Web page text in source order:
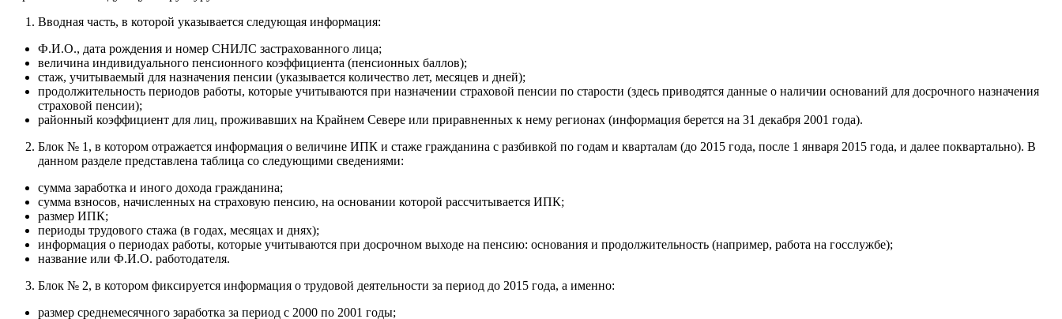
Вводная часть, в которой указывается следующая информация:
Ф.И.О., дата рождения и номер СНИЛС застрахованного лица;
величина индивидуального пенсионного коэффициента (пенсионных баллов);
стаж, учитываемый для назначения пенсии (указывается количество лет, месяцев и дней);
продолжительность периодов работы, которые учитываются при назначении страховой пенсии по старости (здесь приводятся данные о наличии оснований для досрочного назначения
страховой пенсии);
районный коэффициент для лиц, проживавших на Крайнем Севере или приравненных к нему регионах (информация берется на 31 декабря 2001 года).
Блок № 1, в котором отражается информация о величине ИПК и стаже гражданина с разбивкой по годам и кварталам (до 2015 года, после 1 января 2015 года, и далее поквартально). В
данном разделе представлена таблица со следующими сведениями:
сумма заработка и иного дохода гражданина;
сумма взносов, начисленных на страховую пенсию, на основании которой рассчитывается ИПК;
размер ИПК;
периоды трудового стажа (в годах, месяцах и днях);
информация о периодах работы, которые учитываются при досрочном выходе на пенсию: основания и продолжительность (например, работа на госслужбе);
название или Ф.И.О. работодателя.
Блок № 2, в котором фиксируется информация о трудовой деятельности за период до 2015 года, а именно:
размер среднемесячного заработка за период с 2000 по 2001 годы;